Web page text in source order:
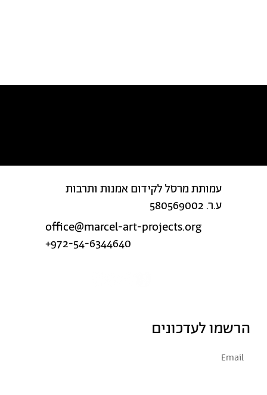
עמותת מרסל לקידום אמנות ותרבות
ע.ר. 580569002
office@marcel-art-projects.org
+972-54-6344640
הרשמו לעדכונים